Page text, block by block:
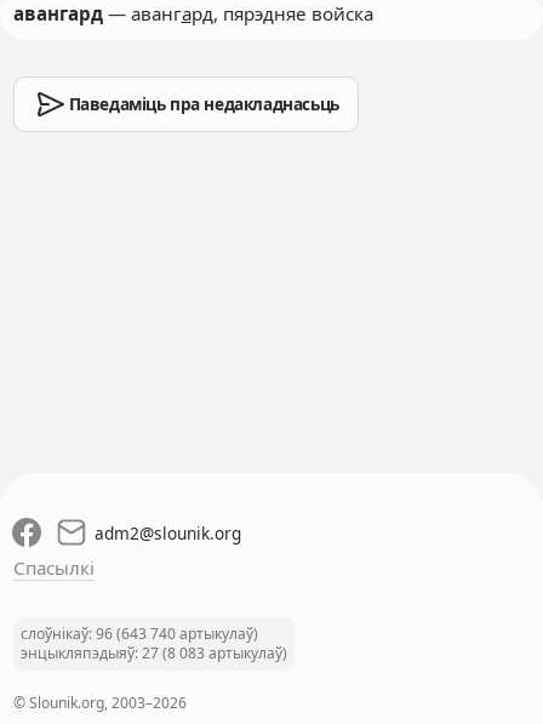
авангард— авангард, пярэдняе войска
Паведаміць пра недакладнасьць
adm2@slounik.org
Спасылкі
слоўнікаў: 96 (643 740 артыкулаў)
энцыкляпэдыяў: 27 (8 083 артыкулаў)
© Slounik.org, 2003–2026